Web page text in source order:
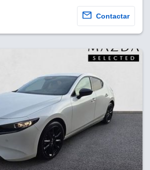
Contactar